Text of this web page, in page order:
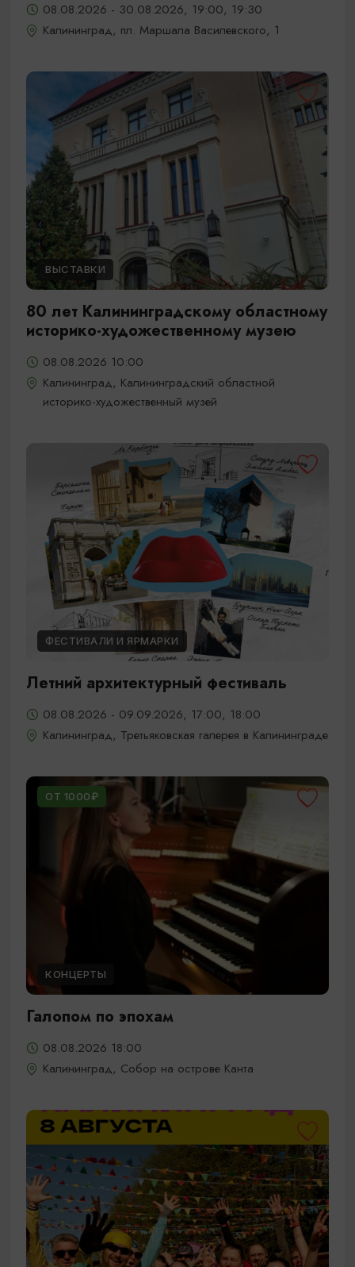
08.08.2026 - 30.08.2026, 19:00, 19:30
Калининград, пл. Маршала Василевского, 1
ВЫСТАВКИ
80 лет Калининградскому областному
историко-художественному музею
08.08.2026 10:00
Калининград, Калининградский областной
историко-художественный музей
ФЕСТИВАЛИ И ЯРМАРКИ
Летний архитектурный фестиваль
08.08.2026 - 09.09.2026, 17:00, 18:00
Калининград, Третьяковская галерея в Калининграде
ОТ 1000₽
КОНЦЕРТЫ
Галопом по эпохам
08.08.2026 18:00
Калининград, Собор на острове Канта